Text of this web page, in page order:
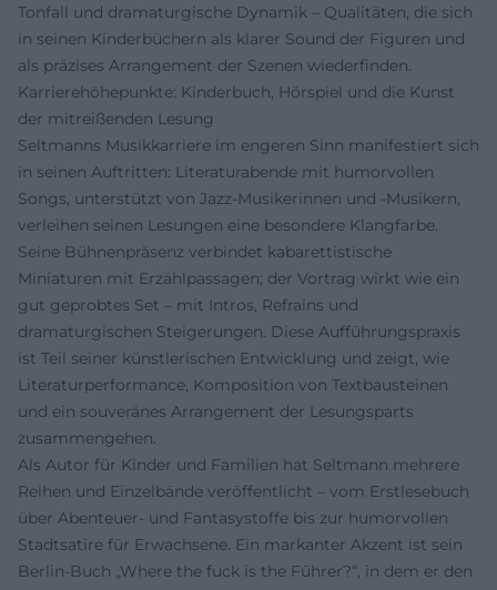
Tonfall und dramaturgische Dynamik – Qualitäten, die sich
in seinen Kinderbüchern als klarer Sound der Figuren und
als präzises Arrangement der Szenen wiederfinden.
Karrierehöhepunkte: Kinderbuch, Hörspiel und die Kunst
der mitreißenden Lesung
Seltmanns Musikkarriere im engeren Sinn manifestiert sich
in seinen Auftritten: Literaturabende mit humorvollen
Songs, unterstützt von Jazz-Musikerinnen und -Musikern,
verleihen seinen Lesungen eine besondere Klangfarbe.
Seine Bühnenpräsenz verbindet kabarettistische
Miniaturen mit Erzählpassagen; der Vortrag wirkt wie ein
gut geprobtes Set – mit Intros, Refrains und
dramaturgischen Steigerungen. Diese Aufführungspraxis
ist Teil seiner künstlerischen Entwicklung und zeigt, wie
Literaturperformance, Komposition von Textbausteinen
und ein souveränes Arrangement der Lesungsparts
zusammengehen.
Als Autor für Kinder und Familien hat Seltmann mehrere
Reihen und Einzelbände veröffentlicht – vom Erstlesebuch
über Abenteuer- und Fantasystoffe bis zur humorvollen
Stadtsatire für Erwachsene. Ein markanter Akzent ist sein
Berlin-Buch „Where the fuck is the Führer?“, in dem er den